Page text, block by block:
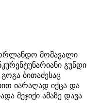
მომავალი
გუნდი
ბითაძესაც
იარაღად იქცა და
მეჯიქი ამაზე დავა